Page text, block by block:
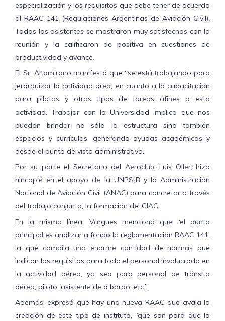
especialización y los requisitos que debe tener de acuerdo
al RAAC 141 (Regulaciones Argentinas de Aviación Civil).
Todos los asistentes se mostraron muy satisfechos con la
reunión y la calificaron de positiva en cuestiones de
productividad y avance.
El Sr. Altamirano manifestó que “se está trabajando para
jerarquizar la actividad área, en cuanto a la capacitación
para pilotos y otros tipos de tareas afines a esta
actividad. Trabajar con la Universidad implica que nos
puedan brindar no sólo la estructura sino también
espacios y currículas, generando ayudas académicas y
desde el punto de vista administrativo.
Por su parte el Secretario del Aeroclub, Luis Oller, hizo
hincapié en el apoyo de la UNPSJB y la Administración
Nacional de Aviación Civil (ANAC) para concretar a través
del trabajo conjunto, la formación del CIAC.
En la misma línea, Vargues mencionó que “el punto
principal es analizar a fondo la reglamentación RAAC 141,
la que compila una enorme cantidad de normas que
indican los requisitos para todo el personal involucrado en
la actividad aérea, ya sea para personal de tránsito
aéreo, piloto, asistente de a bordo, etc.”.
Además, expresó que hay una nueva RAAC que avala la
creación de este tipo de instituto, “que son para que la